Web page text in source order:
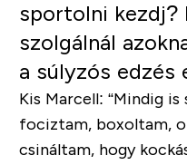
sportolni kezdj?
szolgálnál
a súlyzós edzés
Kis Marcell: “Mindig
fociztam, boxoltam,
csináltam, hogy